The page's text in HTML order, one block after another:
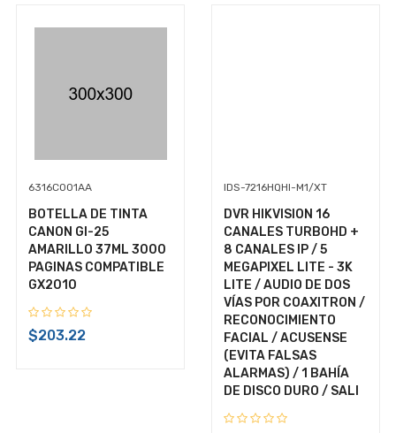
+ $99.00 de envío
$225.35
IVA Incluido
En Inventario
6316C001AA
BOTELLA DE TINTA
CANON GI-25
AMARILLO 37ML 3000
PAGINAS COMPATIBLE
GX2010
$203.22
IDS-7216HQHI-M1/XT
DVR HIKVISION 16
CANALES TURBOHD +
8 CANALES IP / 5
MEGAPIXEL LITE - 3K
LITE / AUDIO DE DOS
VÍAS POR COAXITRON /
RECONOCIMIENTO
FACIAL / ACUSENSE
(EVITA FALSAS
ALARMAS) / 1 BAHÍA
DE DISCO DURO / SALI